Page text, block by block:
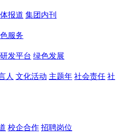
报道 集团内刊
服务
研发平台 绿色发展
人 文化活动 主题年 社会责任 社
校企合作 招聘岗位